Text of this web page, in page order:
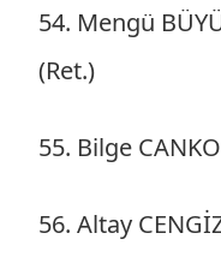
54. Mengü
(Ret.)
55. Bilge
56. Altay